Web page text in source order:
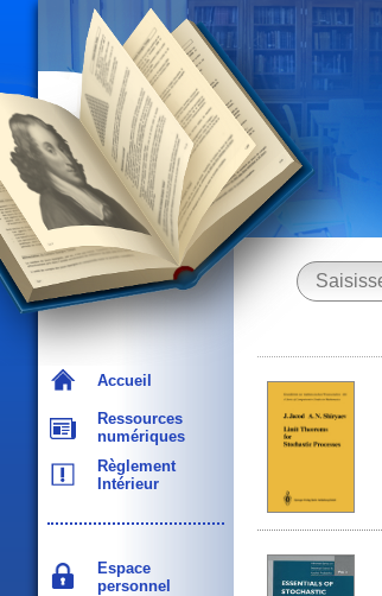
Accueil
Ressources
numériques
Règlement
Intérieur
Espace
personnel